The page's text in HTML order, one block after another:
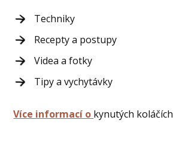
Techniky
Recepty a postupy
Videa a fotky
Tipy a vychytávky
Více informací o kynutých koláčích